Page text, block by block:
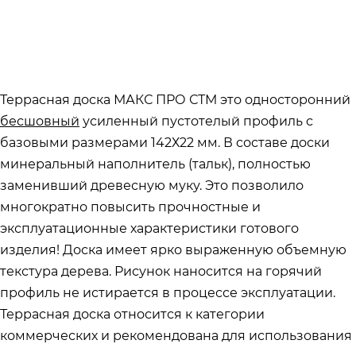
Террасная доска МАКС ПРО СТМ это односторонний
бесшовный усиленный пустотелый профиль с
базовыми размерами 142Х22 мм. В составе доски
минеральный наполнитель (тальк), полностью
заменивший древесную муку. Это позволило
многократно повысить прочностные и
эксплуатационные характеристики готового
изделия! Доска имеет ярко выраженную объемную
текстура дерева. Рисунок наносится на горячий
профиль не истирается в процессе эксплуатации.
Террасная доска относится к категории
коммерческих и рекомендована для использования